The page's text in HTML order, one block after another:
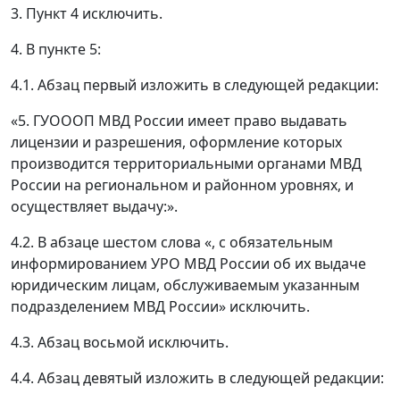
3. Пункт 4 исключить.
4. В пункте 5:
4.1. Абзац первый изложить в следующей редакции:
«5. ГУОООП МВД России имеет право выдавать
лицензии и разрешения, оформление которых
производится территориальными органами МВД
России на региональном и районном уровнях, и
осуществляет выдачу:».
4.2. В абзаце шестом слова «, с обязательным
информированием УРО МВД России об их выдаче
юридическим лицам, обслуживаемым указанным
подразделением МВД России» исключить.
4.3. Абзац восьмой исключить.
4.4. Абзац девятый изложить в следующей редакции: